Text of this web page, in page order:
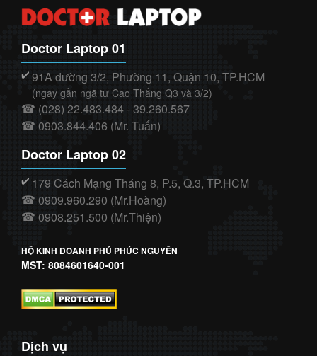
Doctor Laptop 01
✔️ 91A đường 3/2, Phường 11, Quận 10, TP.HCM
(ngay gần ngã tư Cao Thắng Q3 và 3/2)
☎ (028) 22.483.484 - 39.260.567
☎ 0903.844.406 (Mr. Tuấn)
Doctor Laptop 02
✔️ 179 Cách Mạng Tháng 8, P.5, Q.3, TP.HCM
☎ 0909.960.290 (Mr.Hoàng)
☎ 0908.251.500 (Mr.Thiện)
HỘ KINH DOANH PHÚ PHÚC NGUYÊN
MST: 8084601640-001
Dịch vụ